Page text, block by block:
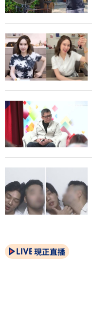
現正直播